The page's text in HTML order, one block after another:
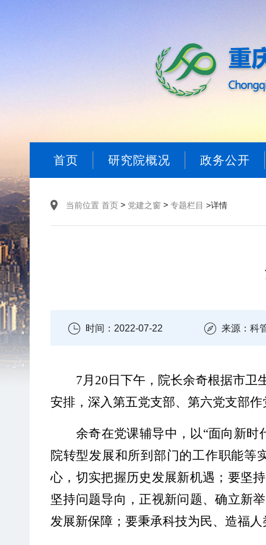
首页 研究院概况 政务公开
当前位置 首页 > 党建之窗 > 专题栏目 >详情
时间：2022-07-22 来源：科
7月20日下午，院长余奇根据市卫
安排 ， 深入第五党支部、 第六党支部作
余奇在党课辅导中， 以“面向新时
院转型发展和所到 部门的工作职能等
心，切实把握历史发展新机遇；要坚
坚持问题导向，正视新问题、确立新
发展新保障；要秉承科技为民、造福